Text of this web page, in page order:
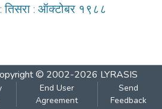
तिसरा : ऑक्टोबर १९८८
© 2002-2026 LYRASIS
End User
Agreement
Send
Feedback